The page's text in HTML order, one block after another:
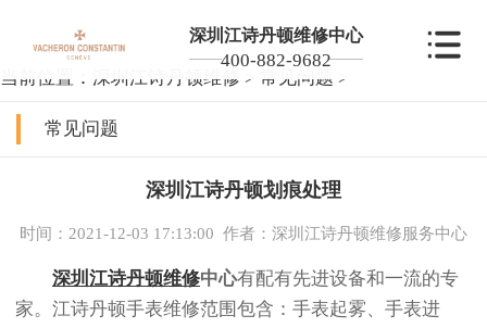
深圳江诗丹顿维修中心
400-882-9682
当前位置： 深圳江诗丹顿维修 > 常见问题 >
常见问题
深圳江诗丹顿划痕处理
时间：2021-12-03 17:13:00 作者：深圳江诗丹顿维修服务中心
深圳江诗丹顿维修中心有配有先进设备和一流的专
家。江诗丹顿手表维修范围包含：手表起雾、手表进